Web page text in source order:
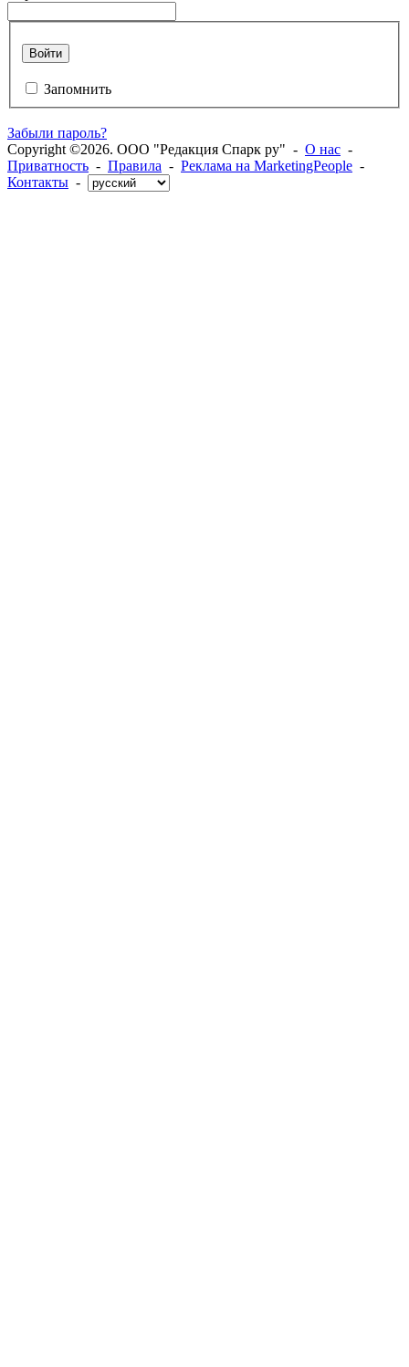
Войти
Запомнить
Забыли пароль?
Copyright ©2026. ООО "Редакция Спарк ру" - О нас -
Приватность - Правила - Реклама на MarketingPeople -
Контакты -